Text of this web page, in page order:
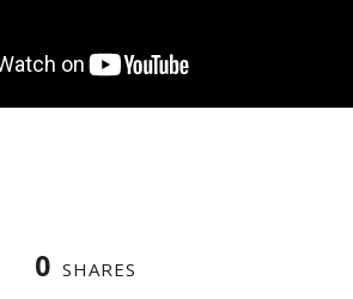
0 SHARES